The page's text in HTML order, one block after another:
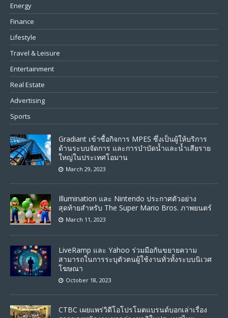
Energy
Finance
Lifestyle
Travel & Leisure
Entertainment
Real Estate
Advertising
Sports
Gradiant เข้าซื้อกิจการ MPES ซึ่งเป็นผู้ให้บริการ
ด้านระบบจัดการ และการบำบัดน้ำและน้ำเสียราย
ใหญ่ในประเทศโอมาน
March 29, 2023
Illumination และ Nintendo ประกาศตัวอย่าง
สุดท้ายสำหรับ The Super Mario Bros. ภาพยนตร์
March 11, 2023
LiveRamp และ Yahoo ร่วมมือกันขยายความ
สามารถในการระบุตัวตนผู้ใช้งานทั่วทั้งระบบนิเวศ
โฆษณา
October 18, 2023
CTBC เผยแพร่วิดีโอโปรโมตแบรนด์บอกเล่าเรื่อง